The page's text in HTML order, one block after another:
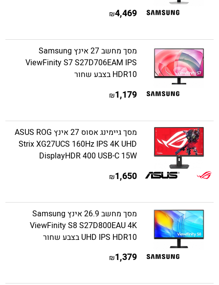
4,469
₪
מסך מחשב 27 אינץ Samsung
ViewFinity S7 S27D706EAM IPS
HDR10 בצבע שחור
1,179
₪
מסך גיימינג אסוס 27 אינץ ASUS ROG
Strix XG27UCS 160Hz IPS 4K UHD
DisplayHDR 400 USB-C 15W
1,650
₪
מסך מחשב 26.9 אינץ Samsung
ViewFinity S8 S27D800EAU 4K
UHD IPS HDR10 בצבע שחור
1,379
₪